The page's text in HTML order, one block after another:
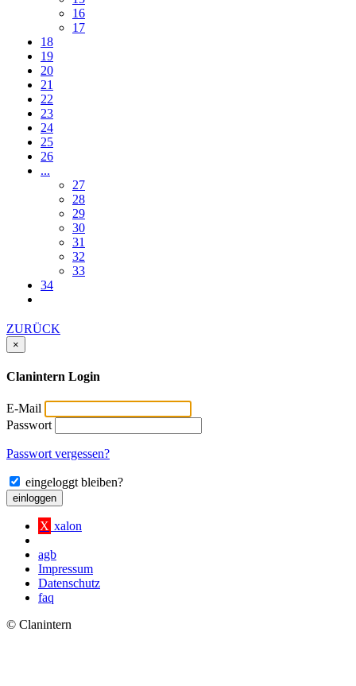
16
17
18
19
20
21
22
23
24
25
26
...
27
28
29
30
31
32
33
34
ZURÜCK
×
Clanintern Login
E-Mail
Passwort
Passwort vergessen?
eingeloggt bleiben?
einloggen
X xalon
agb
Impressum
Datenschutz
faq
© Clanintern